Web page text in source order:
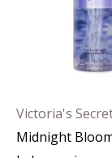
Victoria's
Midnight